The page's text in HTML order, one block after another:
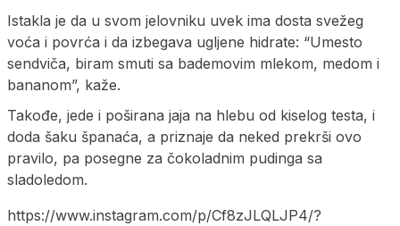
Istakla je da u svom jelovniku uvek ima dosta svežeg
voća i povrća i da izbegava ugljene hidrate: “Umesto
sendviča, biram smuti sa bademovim mlekom, medom i
bananom”, kaže.
Takođe, jede i poširana jaja na hlebu od kiselog testa, i
doda šaku španaća, a priznaje da neked prekrši ovo
pravilo, pa posegne za čokoladnim pudinga sa
sladoledom.
https://www.instagram.com/p/Cf8zJLQLJP4/?